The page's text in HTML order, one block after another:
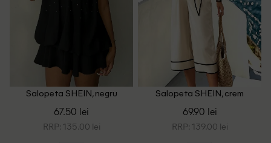
Salopeta SHEIN, negru
67.50 lei
RRP: 135.00 lei
Salopeta SHEIN, crem
69.90 lei
RRP: 139.00 lei